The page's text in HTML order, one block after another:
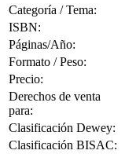
Categoría / Tema:
ISBN:
Páginas/Año:
Formato / Peso:
Precio:
Derechos de venta
para:
Clasificación Dewey:
Clasificación BISAC: